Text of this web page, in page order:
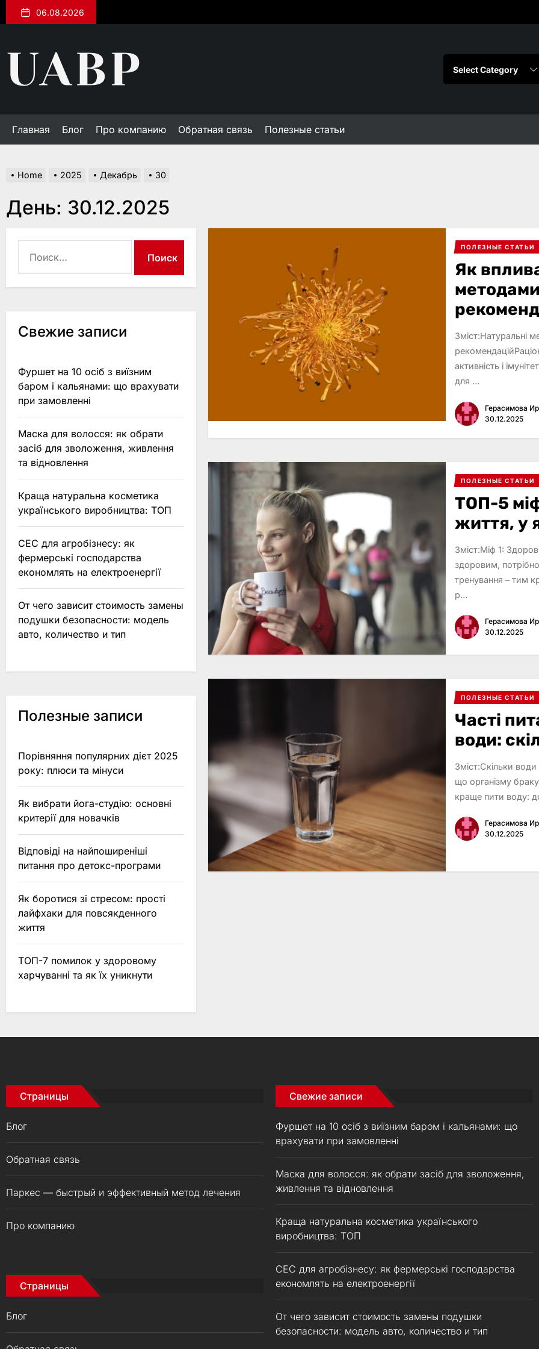
to
content
06.08.2026
Главная Блог Про компанию Обратная связь Полезные статьи
Home 2025 Декабрь 30
День: 30.12.2025
ПОЛЕЗНЫЕ СТАТЬИ
Як
Зміст:Натуральні
активність і
для …
Герасимова
30.12.2025
ПОЛЕЗНЫЕ СТАТЬИ
ТОП-5
життя, у
Зміст:Міф 1:
здоровим,
тренування – тим
р…
Герасимова
30.12.2025
ПОЛЕЗНЫЕ СТАТЬИ
Часті
води:
Зміст:Скільки
що організму
краще пити воду:
Герасимова
30.12.2025
Свежие записи
Фуршет на 10 осіб з виїзним
баром і кальянами: що врахувати
при замовленні
Маска для волосся: як обрати
засіб для зволоження, живлення
та відновлення
Краща натуральна косметика
українського виробництва: ТОП
СЕС для агробізнесу: як
фермерські господарства
економлять на електроенергії
От чего зависит стоимость замены
подушки безопасности: модель
авто, количество и тип
Полезные записи
Порівняння популярних дієт 2025
року: плюси та мінуси
Як вибрати йога-студію: основні
критерії для новачків
Відповіді на найпоширеніші
питання про детокс-програми
Як боротися зі стресом: прості
лайфхаки для повсякденного
життя
ТОП-7 помилок у здоровому
харчуванні та як їх уникнути
Страницы
Блог
Обратная связь
Паркес — быстрый и эффективный метод лечения
Про компанию
Страницы
Блог
Свежие записи
Фуршет на 10 осіб з виїзним баром і кальянами: що
врахувати при замовленні
Маска для волосся: як обрати засіб для зволоження,
живлення та відновлення
Краща натуральна косметика українського
виробництва: ТОП
СЕС для агробізнесу: як фермерські господарства
економлять на електроенергії
От чего зависит стоимость замены подушки
безопасности: модель авто, количество и тип